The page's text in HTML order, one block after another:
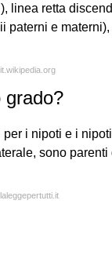
linea retta
paterni e
grado?
i nipoti e i
sono parenti